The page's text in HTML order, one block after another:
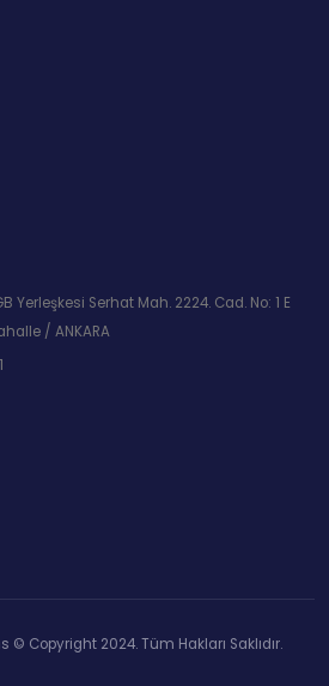
Yerleşkesi Serhat Mah. 2224. Cad. No: 1 E
/ ANKARA
© Copyright 2024. Tüm Hakları Saklıdır.